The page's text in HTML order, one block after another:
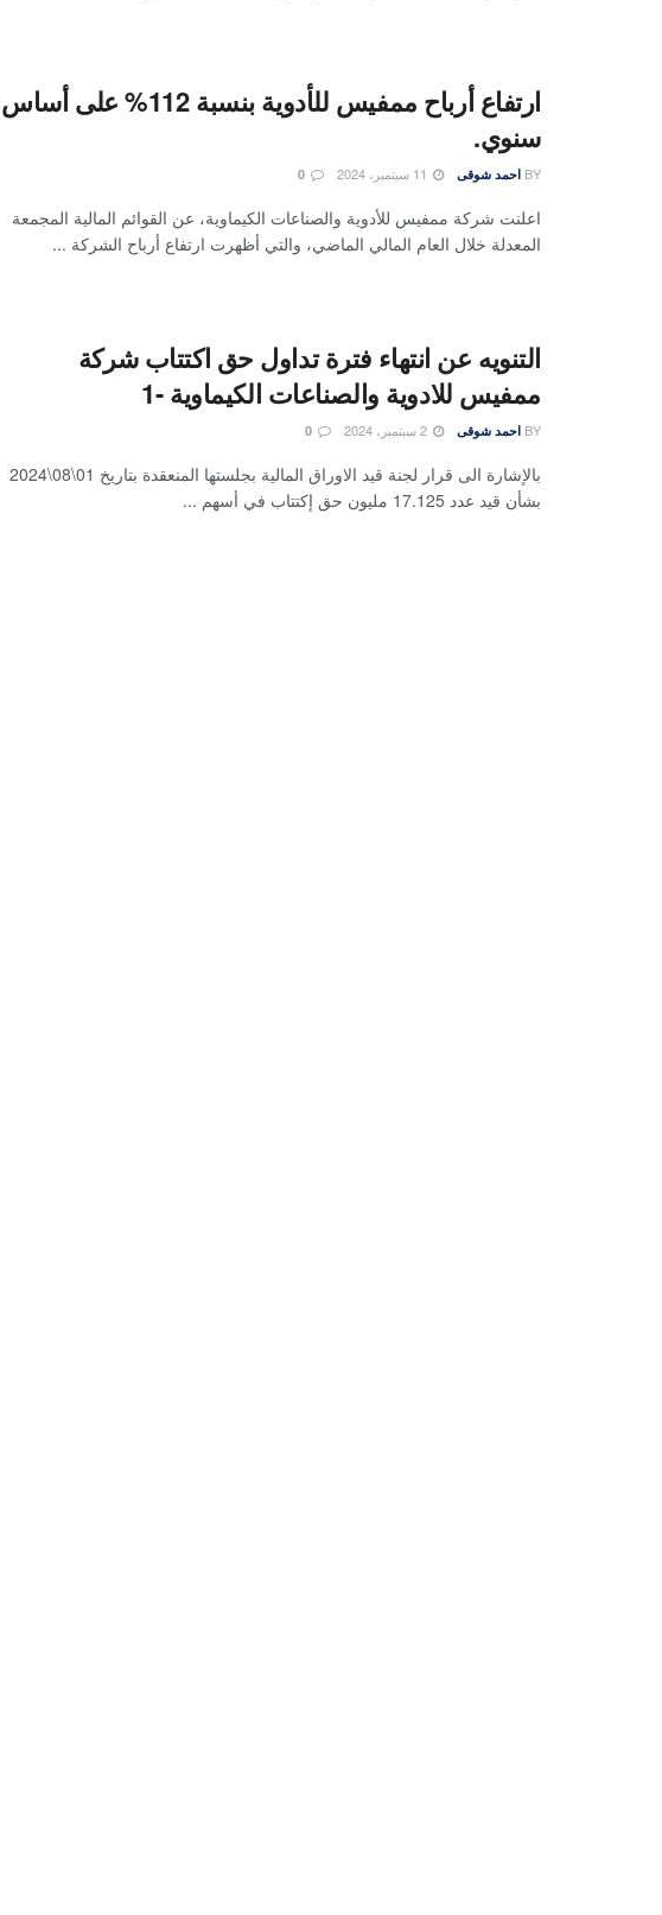
ارتفاع أرباح ممفيس للأدوية بنسبة 112% على أساس
سنوي.
BY احمد شوقى
اعلنت شركة ممفيس للأدوية والصناعات الكيماوية، عن القوائم المالية المجمعة
المعدلة خلال العام المالي الماضي، والتي أظهرت ارتفاع أرباح الشركة ...
التنويه عن انتهاء فترة تداول حق اكتتاب شركة
ممفيس للادوية والصناعات الكيماوية -1
BY احمد شوقى
بالإشارة الى قرار لجنة قيد الاوراق المالية بجلستها المنعقدة بتاريخ 01\08\2024
بشأن قيد عدد 17.125 مليون حق إكتتاب في أسهم ...